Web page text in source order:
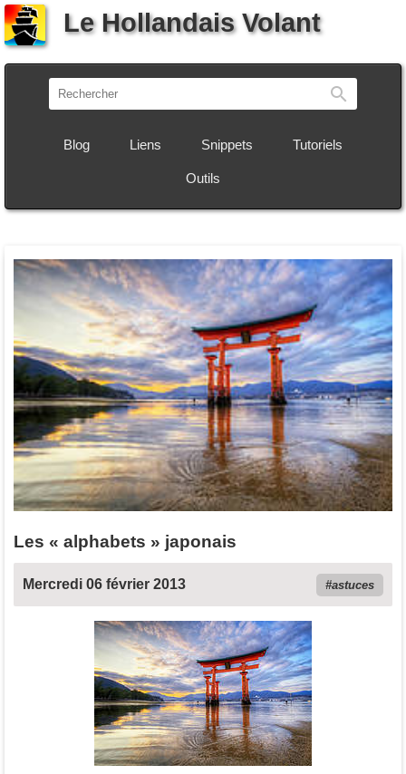
Le Hollandais Volant
Blog Liens Snippets Tutoriels
Outils
Les « alphabets » japonais
Mercredi 06 février 2013 astuces